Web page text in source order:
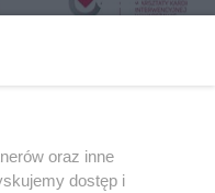
może być powielany i
w jakikolwiek sposób
na jakimkolwiek polu
oraz inne
dostęp i